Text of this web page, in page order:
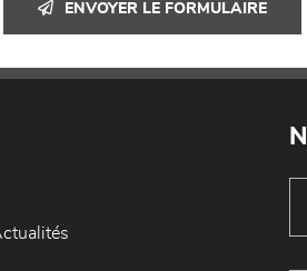
ENVOYER LE FORMULAIRE